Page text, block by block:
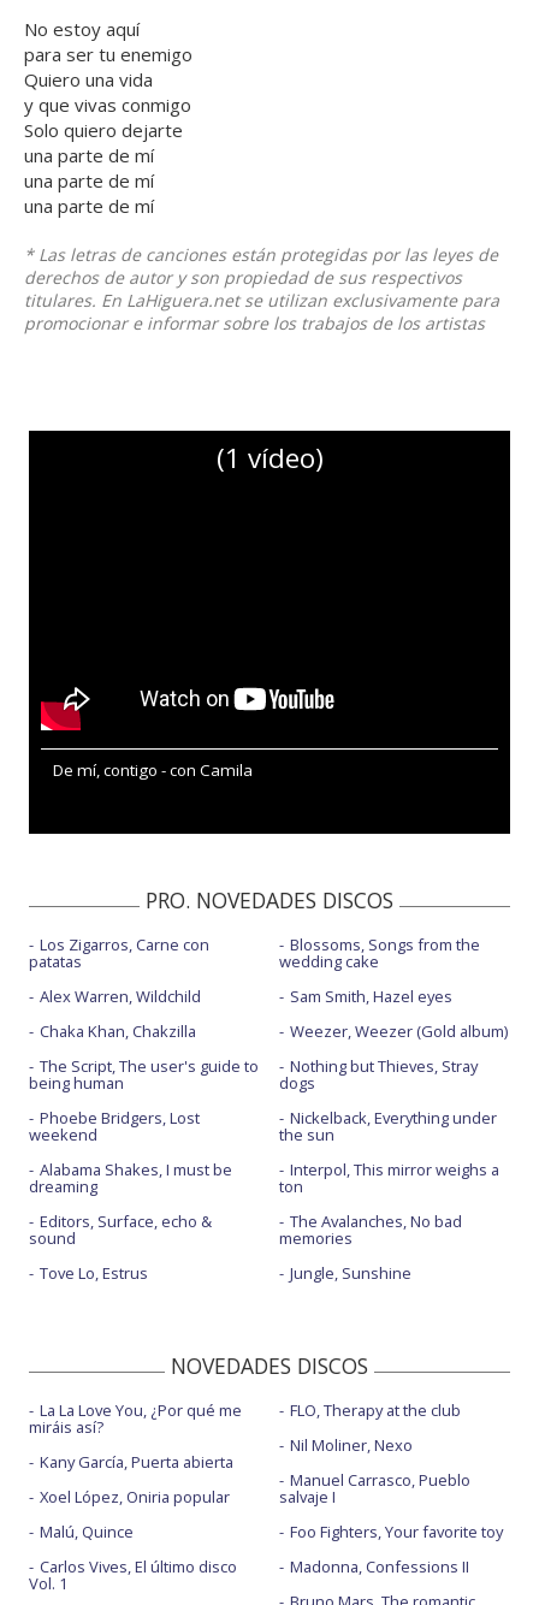
No estoy aquí
para ser tu enemigo
Quiero una vida
y que vivas conmigo
Solo quiero dejarte
una parte de mí
una parte de mí
una parte de mí
* Las letras de canciones están protegidas por las leyes de
derechos de autor y son propiedad de sus respectivos
titulares. En LaHiguera.net se utilizan exclusivamente para
promocionar e informar sobre los trabajos de los artistas
(1 vídeo)
De mí, contigo - con Camila
PRO. NOVEDADES DISCOS
Los Zigarros, Carne con
patatas
Alex Warren, Wildchild
Chaka Khan, Chakzilla
The Script, The user's guide to
being human
Phoebe Bridgers, Lost
weekend
Alabama Shakes, I must be
dreaming
Editors, Surface, echo &
sound
Tove Lo, Estrus
Blossoms, Songs from the
wedding cake
Sam Smith, Hazel eyes
Weezer, Weezer (Gold album)
Nothing but Thieves, Stray
dogs
Nickelback, Everything under
the sun
Interpol, This mirror weighs a
ton
The Avalanches, No bad
memories
Jungle, Sunshine
NOVEDADES DISCOS
La La Love You, ¿Por qué me
miráis así?
Kany García, Puerta abierta
Xoel López, Oniria popular
Malú, Quince
Carlos Vives, El último disco
Vol. 1
FLO, Therapy at the club
Nil Moliner, Nexo
Manuel Carrasco, Pueblo
salvaje I
Foo Fighters, Your favorite toy
Madonna, Confessions II